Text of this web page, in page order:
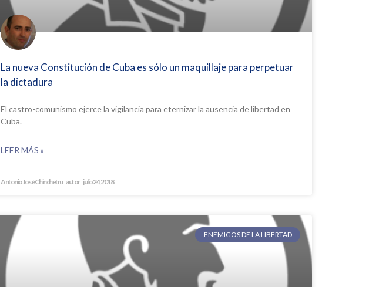
La nueva Constitución de Cuba es sólo un maquillaje para perpetuar
la dictadura
El castro-comunismo ejerce la vigilancia para eternizar la ausencia de libertad en
Cuba.
LEER MÁS »
Antonio José Chinchetru julio 24, 2018
ENEMIGOS DE LA LIBERTAD